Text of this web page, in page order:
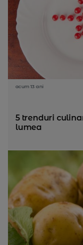
acum 13 ani
5 trenduri
lumea